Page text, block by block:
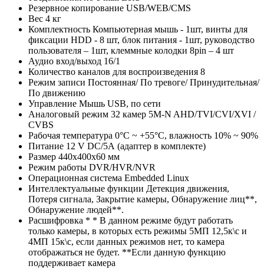
Резервное копирование USB/WEB/CMS
Вес 4 кг
Комплектность Компьютерная мышь - 1шт, винты для
фиксации HDD - 8 шт, блок питания - 1шт, руководство
пользователя – 1шт, клеммные колодки 8pin – 4 шт
Аудио вход/выход 16/1
Количество каналов для воспроизведения 8
Режим записи Постоянная/ По тревоге/ Принудительная/
По движению
Управление Мышь USB, по сети
Аналоговый режим 32 камер 5M-N AHD/TVI/CVI/XVI /
CVBS
Рабочая температура 0°С ~ +55°С, влажность 10% ~ 90%
Питание 12 V DC/5А (адаптер в комплекте)
Размер 440х400х60 мм
Режим работы DVR/HVR/NVR
Операционная система Embedded Linux
Интеллектуальные функции Детекция движения,
Потеря сигнала, Закрытие камеры, Обнаружение лиц**,
Обнаружение людей**.
Расшифровка * * В данном режиме будут работать
только камеры, в которых есть режимы 5МП 12,5к\с и
4МП 15к\с, если данных режимов нет, то камера
отображаться не будет. **Если данную функцию
поддерживает камера